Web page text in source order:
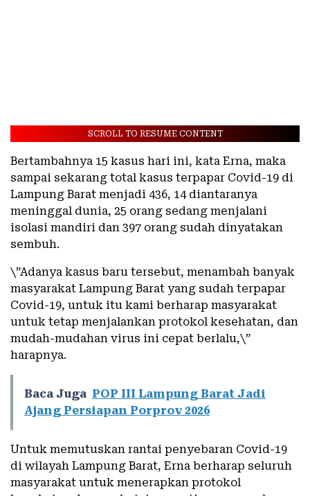
SCROLL TO RESUME CONTENT
Bertambahnya 15 kasus hari ini, kata Erna, maka
sampai sekarang total kasus terpapar Covid-19 di
Lampung Barat menjadi 436, 14 diantaranya
meninggal dunia, 25 orang sedang menjalani
isolasi mandiri dan 397 orang sudah dinyatakan
sembuh.
\”Adanya kasus baru tersebut, menambah banyak
masyarakat Lampung Barat yang sudah terpapar
Covid-19, untuk itu kami berharap masyarakat
untuk tetap menjalankan protokol kesehatan, dan
mudah-mudahan virus ini cepat berlalu,\”
harapnya.
Baca Juga POP III Lampung Barat Jadi
Ajang Persiapan Porprov 2026
Untuk memutuskan rantai penyebaran Covid-19
di wilayah Lampung Barat, Erna berharap seluruh
masyarakat untuk menerapkan protokol